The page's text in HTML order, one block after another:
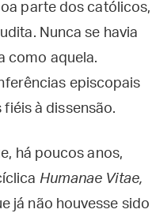
parte dos católicos,
Nunca se havia
como aquela.
episcopais
à dissensão.
há poucos anos,
Humanae Vitae,
já não houvesse sido